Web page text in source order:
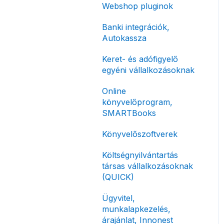
korlátozás
Fizetési módok
számlagenerálás
műveletek
számlakibocsátás /
Önszámlázás
megoldások
Archiválás
Postai szolgáltatás
Évzárás #free
csomagban
Előlegszámla, végszámla
E-számla
Devizás és idegen nyelvű
Számla piszkozat
Webshop pluginok
Banki integrációk,
Autokassza
Keret- és adófigyelő
egyéni vállalkozásoknak
Online
könyvelőprogram,
SMARTBooks
Könyvelőszoftverek
Költségnyilvántartás
társas vállalkozásoknak
(QUICK)
Ügyvitel,
munkalapkezelés,
árajánlat, Innonest